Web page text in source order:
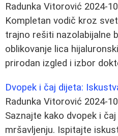
Radunka Vitorović 2024-
Kompletan vodič kroz
trajno rešiti nazolabijalne
oblikovanje lica
prirodan izgled i izbor
Dvopek i čaj dijeta:
Radunka Vitorović 2024-
Saznajte kako dvopek i
mršavljenju. Ispitajte